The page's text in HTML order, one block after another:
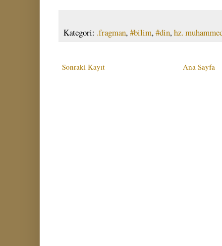
Kategori: .fragman,#bilim,#din,hz.
Sonraki Kayıt Ana Sayfa